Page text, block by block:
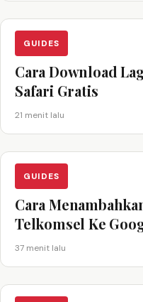
GUIDES
Cara Download
Safari Gratis
21 menit lalu
GUIDES
Cara
Telkomsel Ke
37 menit lalu